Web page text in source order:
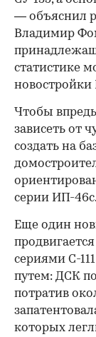
— объяснил
Владимир
статистике
Чтобы
зависеть от
создать на
серии ИП-46с.
Еще один
сериями С-
путем: ДСК
потратив
которых